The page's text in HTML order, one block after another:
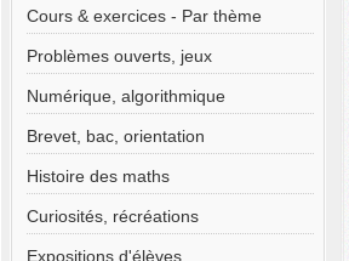
Cours & exercices - Par thème
Problèmes ouverts, jeux
Numérique, algorithmique
Brevet, bac, orientation
Histoire des maths
Curiosités, récréations
Expositions d'élèves